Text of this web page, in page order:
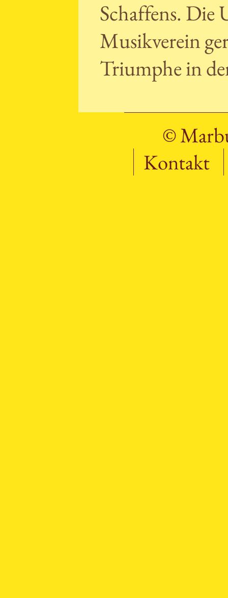
Schaffens.
Musikverein
Triumphe in
©
Kontakt